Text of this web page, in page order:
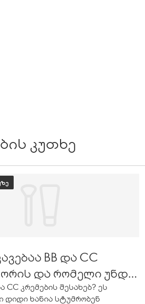
კუთხე
BB და CC
და რომელი უნდა
CC კრემების შესახებ? ეს
დიდი ხანია სტუმრობენ